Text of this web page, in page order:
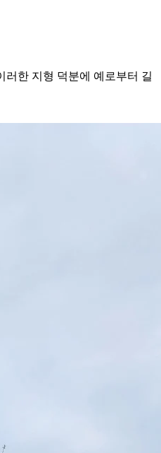
한 지형 덕분에 예로부터 길